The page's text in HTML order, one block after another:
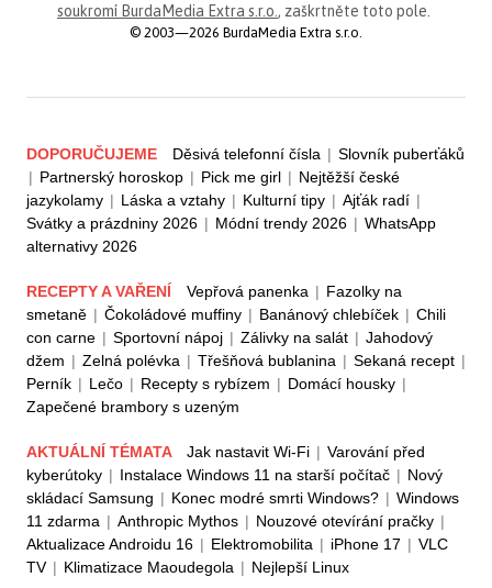
soukromí BurdaMedia Extra s.r.o. , zaškrtněte toto pole.
© 2003—2026 BurdaMedia Extra s.r.o.
DOPORUČUJEME Děsivá telefonní čísla | Slovník puberťáků
| Partnerský horoskop | Pick me girl | Nejtěžší české
jazykolamy | Láska a vztahy | Kulturní tipy | Ajťák radí |
Svátky a prázdniny 2026 | Módní trendy 2026 | WhatsApp
alternativy 2026
RECEPTY A VAŘENÍ Vepřová panenka | Fazolky na
smetaně | Čokoládové muffiny | Banánový chlebíček | Chili
con carne | Sportovní nápoj | Zálivky na salát | Jahodový
džem | Zelná polévka | Třešňová bublanina | Sekaná recept |
Perník | Lečo | Recepty s rybízem | Domácí housky |
Zapečené brambory s uzeným
AKTUÁLNÍ TÉMATA Jak nastavit Wi-Fi | Varování před
kyberútoky | Instalace Windows 11 na starší počítač | Nový
skládací Samsung | Konec modré smrti Windows? | Windows
11 zdarma | Anthropic Mythos | Nouzové otevírání pračky |
Aktualizace Androidu 16 | Elektromobilita | iPhone 17 | VLC
TV | Klimatizace Maoudegola | Nejlepší Linux